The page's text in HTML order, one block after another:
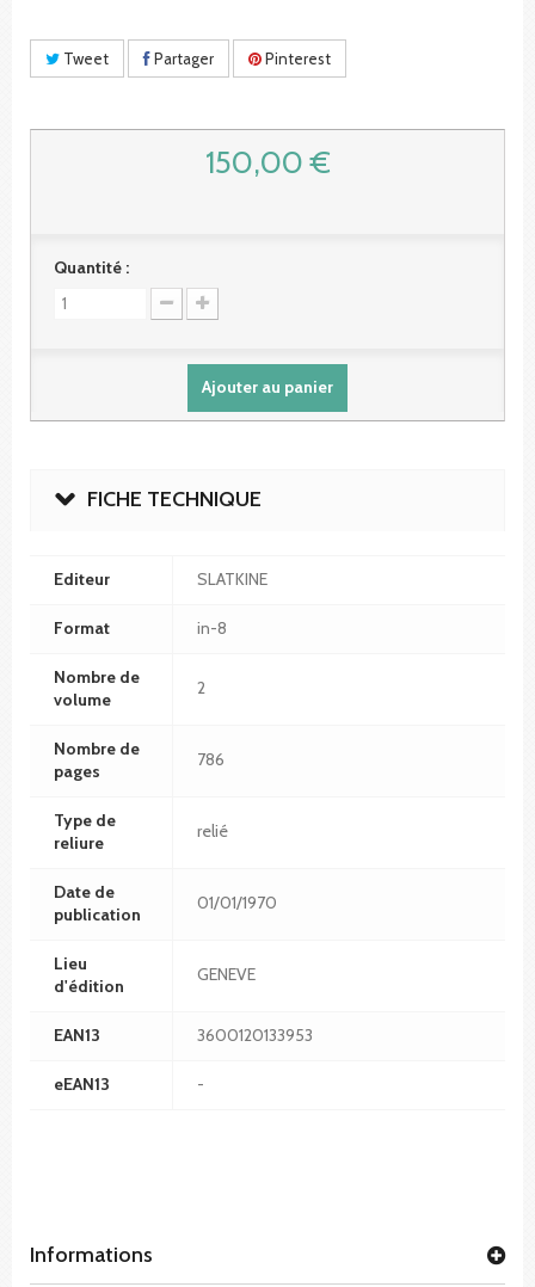
Tweet Partager Pinterest
150,00 €
Quantité :
Ajouter au panier
FICHE TECHNIQUE
Editeur SLATKINE
Format in-8
Nombre de
volume
2
Nombre de
pages
786
Type de
reliure
relié
Date de
publication
01/01/1970
Lieu
d'édition
GENEVE
EAN13 3600120133953
eEAN13 -
Informations